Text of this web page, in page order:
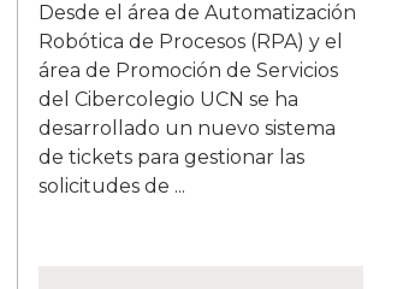
Desde el área de Automatización
Robótica de Procesos (RPA) y el
área de Promoción de Servicios
del Cibercolegio UCN se ha
desarrollado un nuevo sistema
de tickets para gestionar las
solicitudes de ...